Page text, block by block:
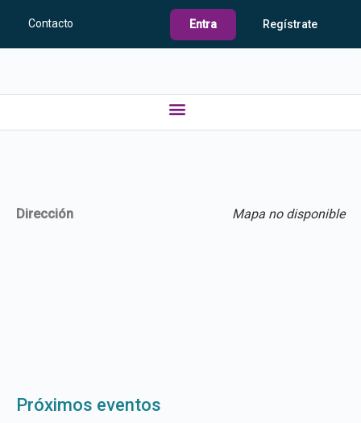
Contacto Entra Regístrate
Mapa no disponible
Dirección
Próximos eventos